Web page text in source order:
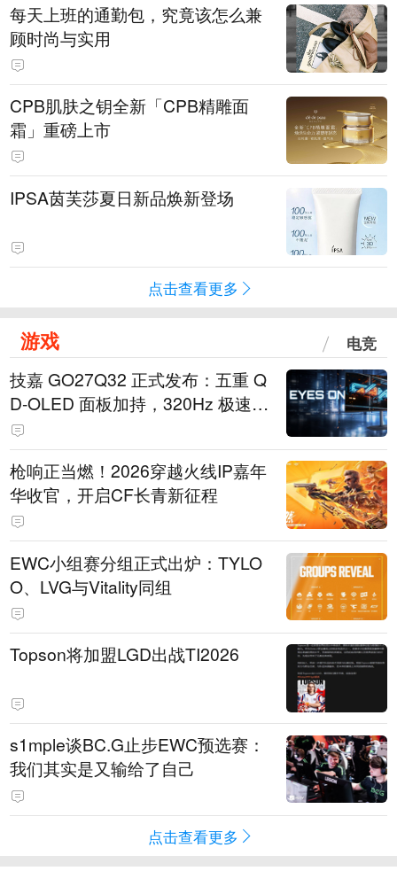
每天上班的通勤包，究竟该怎么兼
顾时尚与实用
CPB肌肤之钥全新「CPB精雕面
霜」重磅上市
IPSA茵芙莎夏日新品焕新登场
点击查看更多
游戏 电竞
技嘉 GO27Q32 正式发布：五重 Q
D-OLED 面板加持，320Hz 极速与
影院级画面兼得
枪响正当燃！2026穿越火线IP嘉年
华收官，开启CF长青新征程
EWC小组赛分组正式出炉：TYLO
O、LVG与Vitality同组
Topson将加盟LGD出战TI2026
s1mple谈BC.G止步EWC预选赛：
我们其实是又输给了自己
点击查看更多